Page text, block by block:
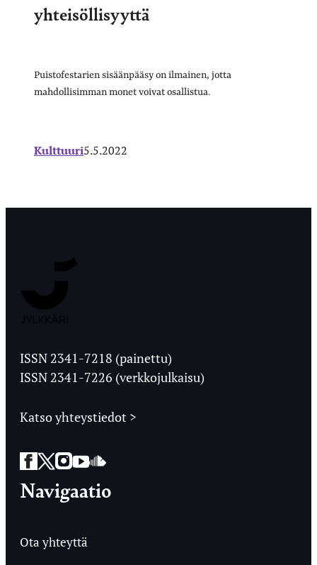
yhteisöllisyyttä
Puistofestarien sisäänpääsy on ilmainen, jotta
mahdollisimman monet voivat osallistua.
Kulttuuri5.5.2022
Ylioppilaslehti
ISSN 2341-7218 (painettu)
ISSN 2341-7226 (verkkojulkaisu)
Katso yhteystiedot >
Facebook
Twitter
Instagram
YouTube
SoundCloud
Navigaatio
Ota yhteyttä